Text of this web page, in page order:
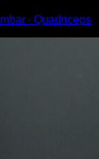
∙ Quadriceps